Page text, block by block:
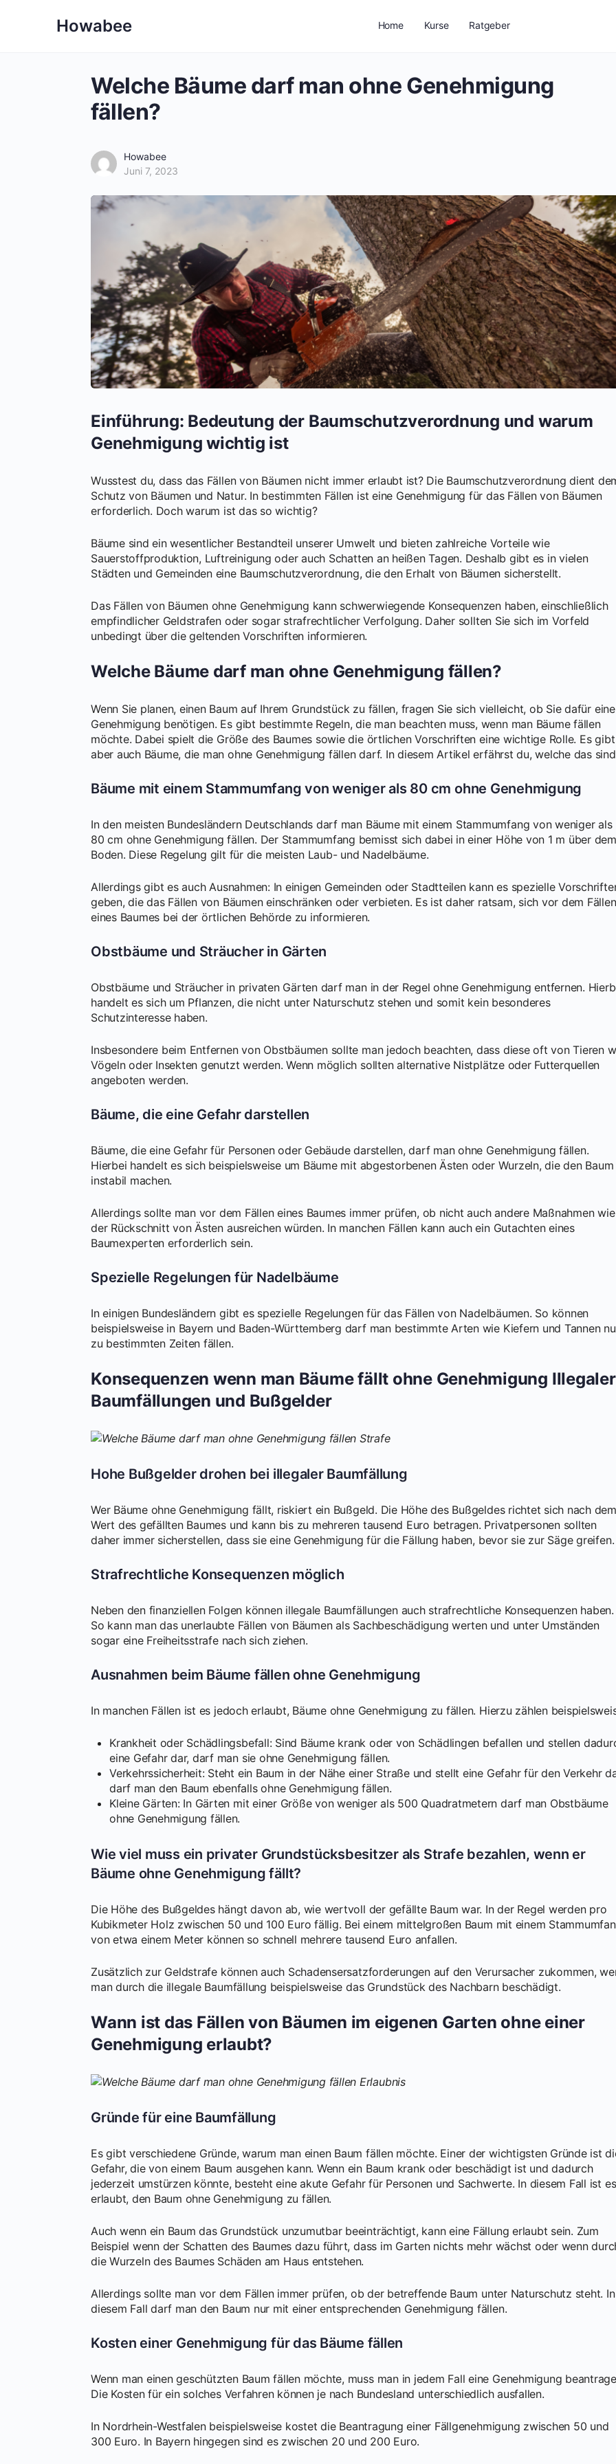
Howabee Home Kurse Ratgeber
Welche Bäume darf man ohne Genehmigung
fällen?
Howabee
Juni 7, 2023
Einführung: Bedeutung der Baumschutzverordnung und warum
Genehmigung wichtig ist
Wusstest du, dass das Fällen von Bäumen nicht immer erlaubt ist? Die Baumschutzverordnung dient
Schutz von Bäumen und Natur. In bestimmten Fällen ist eine Genehmigung für das Fällen von Bäumen
erforderlich. Doch warum ist das so wichtig?
Bäume sind ein wesentlicher Bestandteil unserer Umwelt und bieten zahlreiche Vorteile wie
Sauerstoffproduktion, Luftreinigung oder auch Schatten an heißen Tagen. Deshalb gibt es in vielen
Städten und Gemeinden eine Baumschutzverordnung, die den Erhalt von Bäumen sicherstellt.
Das Fällen von Bäumen ohne Genehmigung kann schwerwiegende Konsequenzen haben, einschließlich
empfindlicher Geldstrafen oder sogar strafrechtlicher Verfolgung. Daher sollten Sie sich im Vorfeld
unbedingt über die geltenden Vorschriften informieren.
Welche Bäume darf man ohne Genehmigung fällen?
Wenn Sie planen, einen Baum auf Ihrem Grundstück zu fällen, fragen Sie sich vielleicht, ob Sie dafür eine
Genehmigung benötigen. Es gibt bestimmte Regeln, die man beachten muss, wenn man Bäume fällen
möchte. Dabei spielt die Größe des Baumes sowie die örtlichen Vorschriften eine wichtige Rolle. Es gibt
aber auch Bäume, die man ohne Genehmigung fällen darf. In diesem Artikel erfährst du, welche das
Bäume mit einem Stammumfang von weniger als 80 cm ohne Genehmigung
In den meisten Bundesländern Deutschlands darf man Bäume mit einem Stammumfang von weniger als
80 cm ohne Genehmigung fällen. Der Stammumfang bemisst sich dabei in einer Höhe von 1 m über dem
Boden. Diese Regelung gilt für die meisten Laub- und Nadelbäume.
Allerdings gibt es auch Ausnahmen: In einigen Gemeinden oder Stadtteilen kann es spezielle
geben, die das Fällen von Bäumen einschränken oder verbieten. Es ist daher ratsam, sich vor dem Fällen
eines Baumes bei der örtlichen Behörde zu informieren.
Obstbäume und Sträucher in Gärten
Obstbäume und Sträucher in privaten Gärten darf man in der Regel ohne Genehmigung entfernen.
handelt es sich um Pflanzen, die nicht unter Naturschutz stehen und somit kein besonderes
Schutzinteresse haben.
Insbesondere beim Entfernen von Obstbäumen sollte man jedoch beachten, dass diese oft von Tieren
Vögeln oder Insekten genutzt werden. Wenn möglich sollten alternative Nistplätze oder Futterquellen
angeboten werden.
Bäume, die eine Gefahr darstellen
Bäume, die eine Gefahr für Personen oder Gebäude darstellen, darf man ohne Genehmigung fällen.
Hierbei handelt es sich beispielsweise um Bäume mit abgestorbenen Ästen oder Wurzeln, die den Baum
instabil machen.
Allerdings sollte man vor dem Fällen eines Baumes immer prüfen, ob nicht auch andere Maßnahmen wie
der Rückschnitt von Ästen ausreichen würden. In manchen Fällen kann auch ein Gutachten eines
Baumexperten erforderlich sein.
Spezielle Regelungen für Nadelbäume
In einigen Bundesländern gibt es spezielle Regelungen für das Fällen von Nadelbäumen. So können
beispielsweise in Bayern und Baden-Württemberg darf man bestimmte Arten wie Kiefern und Tannen
zu bestimmten Zeiten fällen.
Konsequenzen wenn man Bäume fällt ohne Genehmigung Illegaler
Baumfällungen und Bußgelder
Hohe Bußgelder drohen bei illegaler Baumfällung
Wer Bäume ohne Genehmigung fällt, riskiert ein Bußgeld. Die Höhe des Bußgeldes richtet sich nach
Wert des gefällten Baumes und kann bis zu mehreren tausend Euro betragen. Privatpersonen sollten
daher immer sicherstellen, dass sie eine Genehmigung für die Fällung haben, bevor sie zur Säge greifen.
Strafrechtliche Konsequenzen möglich
Neben den finanziellen Folgen können illegale Baumfällungen auch strafrechtliche Konsequenzen haben.
So kann man das unerlaubte Fällen von Bäumen als Sachbeschädigung werten und unter Umständen
sogar eine Freiheitsstrafe nach sich ziehen.
Ausnahmen beim Bäume fällen ohne Genehmigung
In manchen Fällen ist es jedoch erlaubt, Bäume ohne Genehmigung zu fällen. Hierzu zählen
Krankheit oder Schädlingsbefall: Sind Bäume krank oder von Schädlingen befallen und stellen
eine Gefahr dar, darf man sie ohne Genehmigung fällen.
Verkehrssicherheit: Steht ein Baum in der Nähe einer Straße und stellt eine Gefahr für den Verkehr
darf man den Baum ebenfalls ohne Genehmigung fällen.
Kleine Gärten: In Gärten mit einer Größe von weniger als 500 Quadratmetern darf man Obstbäume
ohne Genehmigung fällen.
Wie viel muss ein privater Grundstücksbesitzer als Strafe bezahlen, wenn er
Bäume ohne Genehmigung fällt?
Die Höhe des Bußgeldes hängt davon ab, wie wertvoll der gefällte Baum war. In der Regel werden pro
Kubikmeter Holz zwischen 50 und 100 Euro fällig. Bei einem mittelgroßen Baum mit einem
von etwa einem Meter können so schnell mehrere tausend Euro anfallen.
Zusätzlich zur Geldstrafe können auch Schadensersatzforderungen auf den Verursacher zukommen,
man durch die illegale Baumfällung beispielsweise das Grundstück des Nachbarn beschädigt.
Wann ist das Fällen von Bäumen im eigenen Garten ohne einer
Genehmigung erlaubt?
Gründe für eine Baumfällung
Es gibt verschiedene Gründe, warum man einen Baum fällen möchte. Einer der wichtigsten Gründe ist
Gefahr, die von einem Baum ausgehen kann. Wenn ein Baum krank oder beschädigt ist und dadurch
jederzeit umstürzen könnte, besteht eine akute Gefahr für Personen und Sachwerte. In diesem Fall ist es
erlaubt, den Baum ohne Genehmigung zu fällen.
Auch wenn ein Baum das Grundstück unzumutbar beeinträchtigt, kann eine Fällung erlaubt sein. Zum
Beispiel wenn der Schatten des Baumes dazu führt, dass im Garten nichts mehr wächst oder wenn
die Wurzeln des Baumes Schäden am Haus entstehen.
Allerdings sollte man vor dem Fällen immer prüfen, ob der betreffende Baum unter Naturschutz steht. In
diesem Fall darf man den Baum nur mit einer entsprechenden Genehmigung fällen.
Kosten einer Genehmigung für das Bäume fällen
Wenn man einen geschützten Baum fällen möchte, muss man in jedem Fall eine Genehmigung
Die Kosten für ein solches Verfahren können je nach Bundesland unterschiedlich ausfallen.
In Nordrhein-Westfalen beispielsweise kostet die Beantragung einer Fällgenehmigung zwischen 50 und
300 Euro. In Bayern hingegen sind es zwischen 20 und 200 Euro.